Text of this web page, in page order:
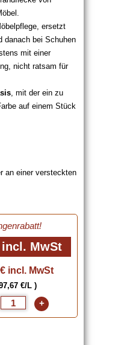
ersetzt
danach bei Schuhen
mit einer
nicht ratsam für
, mit der ein zu
auf einem Stück
an einer versteckten
"Schuhleder"
incl. MwSt
€ incl. MwSt
€/L )
+